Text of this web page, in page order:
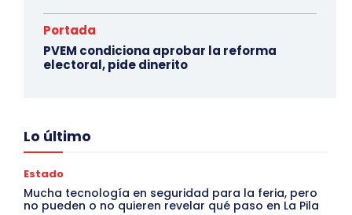
Portada
PVEM condiciona aprobar la reforma
electoral, pide dinerito
Lo último
Estado
Mucha tecnología en seguridad para la feria, pero
no pueden o no quieren revelar qué paso en La Pila